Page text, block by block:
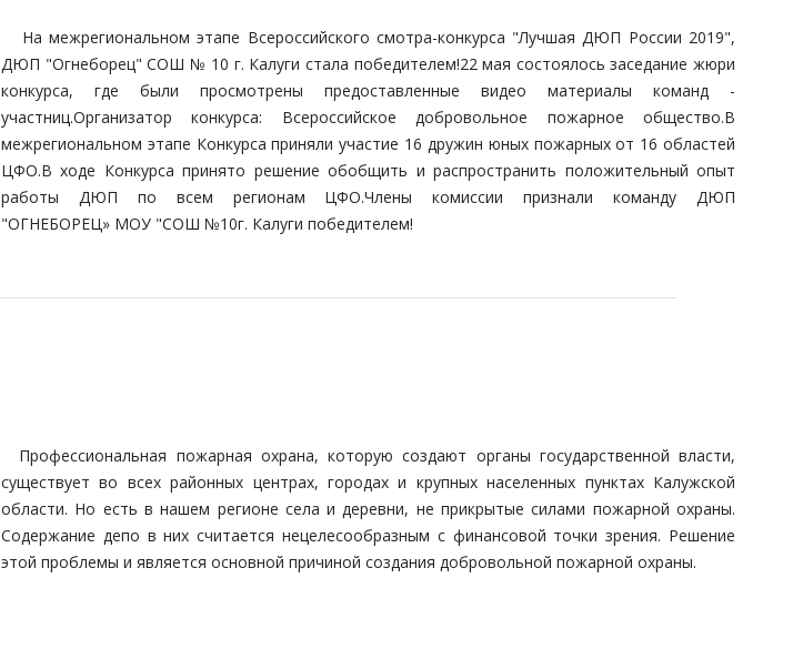
На межрегиональном этапе Всероссийского смотра-конкурса "Лучшая ДЮП России 2019",
ДЮП "Огнеборец" СОШ № 10 г. Калуги стала победителем!22 мая состоялось заседание жюри
конкурса, где были просмотрены предоставленные видео материалы команд -
участниц.Организатор конкурса: Всероссийское добровольное пожарное общество.В
межрегиональном этапе Конкурса приняли участие 16 дружин юных пожарных от 16 областей
ЦФО.В ходе Конкурса принято решение обобщить и распространить положительный опыт
работы ДЮП по всем регионам ЦФО.Члены комиссии признали команду ДЮП
"ОГНЕБОРЕЦ» МОУ "СОШ №10г. Калуги победителем!
Профессиональная пожарная охрана, которую создают органы государственной власти,
существует во всех районных центрах, городах и крупных населенных пунктах Калужской
области. Но есть в нашем регионе села и деревни, не прикрытые силами пожарной охраны.
Содержание депо в них считается нецелесообразным с финансовой точки зрения. Решение
этой проблемы и является основной причиной создания добровольной пожарной охраны.